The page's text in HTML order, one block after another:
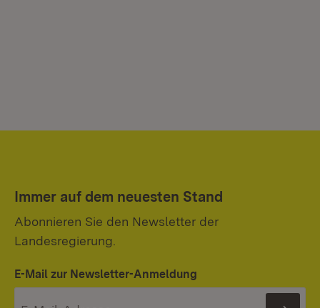
Immer auf dem neuesten Stand
Abonnieren Sie den Newsletter der
Landesregierung.
E-Mail zur Newsletter-Anmeldung